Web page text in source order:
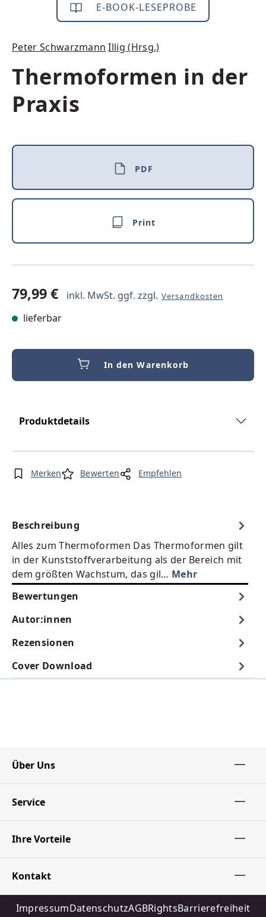
E-BOOK-LESEPROBE
Peter Schwarzmann Illig (Hrsg.)
Thermoformen in der
Praxis
PDF
Print
79,99 € inkl. MwSt. ggf. zzgl. Versandkosten
lieferbar
In den Warenkorb
Produktdetails
Merken Bewerten Empfehlen
Beschreibung
Alles zum Thermoformen Das Thermoformen gilt
in der Kunststoffverarbeitung als der Bereich mit
dem größten Wachstum, das gil… Mehr
Bewertungen
Autor:innen
Rezensionen
Cover Download
Über Uns
Service
Ihre Vorteile
Kontakt
ImpressumDatenschutzAGBRightsBarrierefreiheit